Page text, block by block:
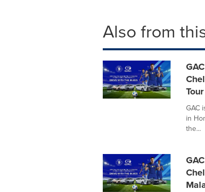
Also from
Tour
GAC
in
the...